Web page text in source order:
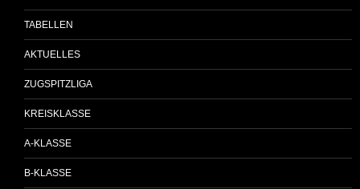
TABELLEN
AKTUELLES
ZUGSPITZLIGA
KREISKLASSE
A-KLASSE
B-KLASSE